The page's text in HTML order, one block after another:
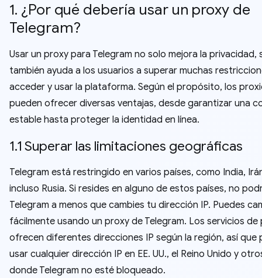
1. ¿Por qué debería usar un proxy de
Telegram?
Usar un proxy para Telegram no solo mejora la privacidad,
también ayuda a los usuarios a superar muchas
acceder y usar la plataforma. Según el propósito, los
pueden ofrecer diversas ventajas, desde garantizar una
estable hasta proteger la identidad en línea.
1.1 Superar las limitaciones geográficas
Telegram está restringido en varios países, como India,
incluso Rusia. Si resides en alguno de estos países, no
Telegram a menos que cambies tu dirección IP. Puedes
fácilmente usando un proxy de Telegram. Los servicios de
ofrecen diferentes direcciones IP según la región, así que
usar cualquier dirección IP en EE. UU., el Reino Unido y
donde Telegram no esté bloqueado.